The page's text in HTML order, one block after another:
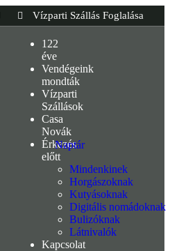
Vízparti Szállás Foglalása
122
éve
Vendégeink
mondták
Vízparti
Szállások
Casa
Novák
Érkezés
előtt
Mindenkinek
Horgászoknak
Kutyásoknak
Digitális nomádoknak
Bulizóknak
Látnivalók
Kapcsolat
Naptár